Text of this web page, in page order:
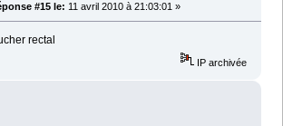
#15 le: 11 avril 2010 à 21:03:01 »
rectal
IP archivée